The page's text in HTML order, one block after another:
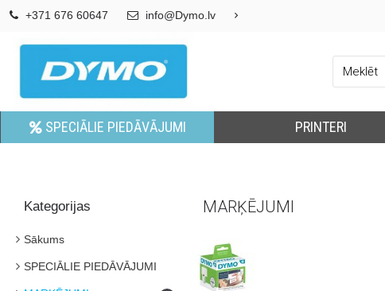
+371 676 60647 info@Dymo.lv
SPECIĀLIE PIEDĀVĀJUMI PRINTERI
Kategorijas
Sākums
SPECIĀLIE PIEDĀVĀJUMI
MARĶĒJUMI